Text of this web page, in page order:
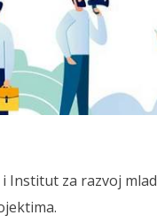
Institut za razvoj